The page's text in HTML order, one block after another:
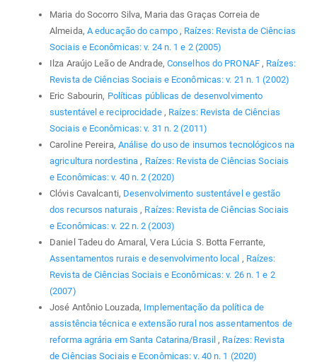
Maria do Socorro Silva, Maria das Graças Correia de
Almeida, A educação do campo , Raízes: Revista de Ciências
Sociais e Econômicas: v. 24 n. 1 e 2 (2005)
Ilza Araújo Leão de Andrade, Conselhos do PRONAF , Raízes:
Revista de Ciências Sociais e Econômicas: v. 21 n. 1 (2002)
Eric Sabourin, Políticas públicas de desenvolvimento
sustentável e reciprocidade , Raízes: Revista de Ciências
Sociais e Econômicas: v. 31 n. 2 (2011)
Caroline Pereira, Análise do uso de insumos tecnológicos na
agricultura nordestina , Raízes: Revista de Ciências Sociais
e Econômicas: v. 40 n. 2 (2020)
Clóvis Cavalcanti, Desenvolvimento sustentável e gestão
dos recursos naturais , Raízes: Revista de Ciências Sociais
e Econômicas: v. 22 n. 2 (2003)
Daniel Tadeu do Amaral, Vera Lúcia S. Botta Ferrante,
Assentamentos rurais e desenvolvimento local , Raízes:
Revista de Ciências Sociais e Econômicas: v. 26 n. 1 e 2
(2007)
José Antônio Louzada, Implementação da política de
assistência técnica e extensão rural nos assentamentos de
reforma agrária em Santa Catarina/Brasil , Raízes: Revista
de Ciências Sociais e Econômicas: v. 40 n. 1 (2020)